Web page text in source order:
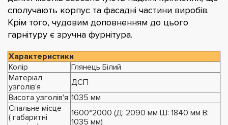
сполучають корпус та фасадні частини виробів.
Крім того, чудовим доповненням до цього
гарнітуру є зручна фурнітура.
Характеристики
Колір
Глянець Білий
Матеріал
узголів'я
ДСП
Висота узголів'я 1035 мм
Спальне місце
( габаритні
1600*2000 (Д: 2090 мм Ш: 1840 мм В:
1035 мм)